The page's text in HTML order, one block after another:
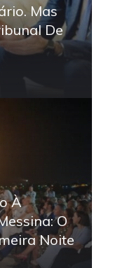
Mas
De
À
O
Noite